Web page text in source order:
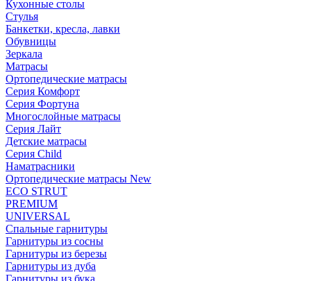
Кухонные столы
Стулья
Банкетки, кресла, лавки
Обувницы
Зеркала
Матрасы
Ортопедические матрасы
Серия Комфорт
Серия Фортуна
Многослойные матрасы
Серия Лайт
Детские матрасы
Серия Child
Наматрасники
Ортопедические матрасы New
ECO STRUT
PREMIUM
UNIVERSAL
Спальные гарнитуры
Гарнитуры из сосны
Гарнитуры из березы
Гарнитуры из дуба
Гарнитуры из бука